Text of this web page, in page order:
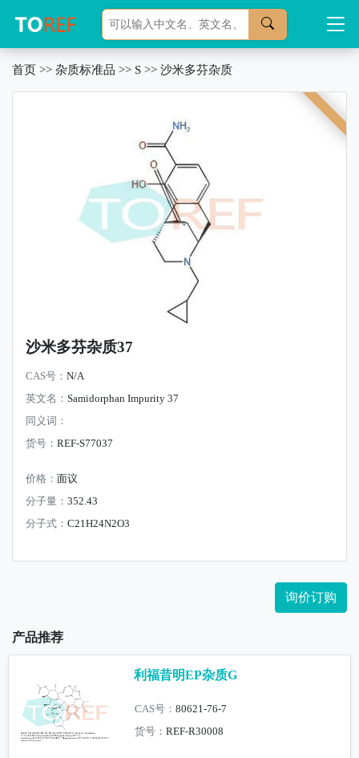
首页 >> 杂质标准品 >> S >> 沙米多芬杂质
沙米多芬杂质37
CAS号： N/A
英文名： Samidorphan Impurity 37
同义词：
货号： REF-S77037
价格： 面议
分子量： 352.43
分子式： C21H24N2O3
询价订购
产品推荐
利福昔明EP杂质G
CAS号：80621-76-7
货号：REF-R30008